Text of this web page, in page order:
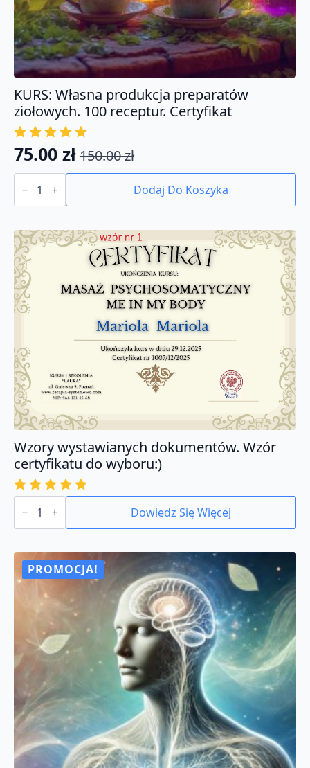
KURS: Własna produkcja preparatów
ziołowych. 100 receptur. Certyfikat
150.00zł
Pierwotna
cena
wynosiła:
150.00 zł.
75.00 zł
Aktualna
cena
wynosi:
75.00 zł.
ilość
KURS:
produkcja
ziołowych.
100
receptur.
Certyfikat
Dodaj Do Koszyka
Wzory wystawianych dokumentów. Wzór
certyfikatu do wyboru:)
ilość
Wzory
dokumentów.
certyfikatu
do
wyboru:)
Dowiedz Się Więcej
PROMOCJA!